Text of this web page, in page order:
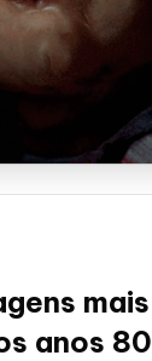
mais
anos 80